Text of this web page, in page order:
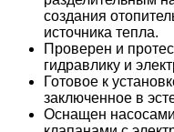
создания
источника тепла.
Проверен и
гидравлику и
Готовое к
заключенное в
Оснащен